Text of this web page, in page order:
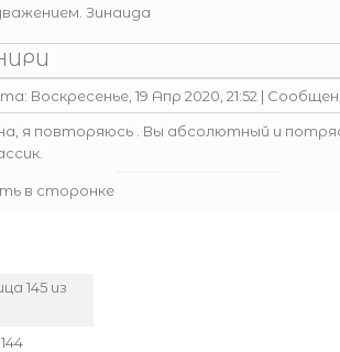
Зинаида
Воскресенье, 19 Апр 2020, 21:52 |
я повторяюсь . Вы абсолютный и
в сторонке
145 из
144